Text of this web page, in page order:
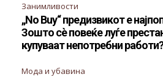
Занимливости
„No Buy“ предизвикот е
Зошто сè повеќе луѓе
купуваат непотребни
Мода и убавина